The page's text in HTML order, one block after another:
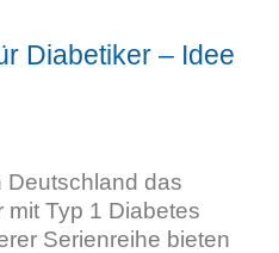
Diabetiker – Idee
Deutschland das
mit Typ 1 Diabetes
Serienreihe bieten